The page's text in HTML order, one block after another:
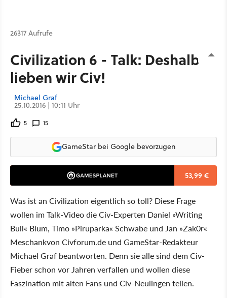
26317 Aufrufe
Civilization 6 - Talk: Deshalb
lieben wir Civ!
Michael Graf
25.10.2016 | 10:11 Uhr
5 15
GameStar bei Google bevorzugen
53,99 €
Was ist an Civilization eigentlich so toll? Diese Frage
wollen im Talk-Video die Civ-Experten Daniel »Writing
Bull« Blum, Timo »Piruparka« Schwabe und Jan »Zak0r«
Meschankvon Civforum.de und GameStar-Redakteur
Michael Graf beantworten. Denn sie alle sind dem Civ-
Fieber schon vor Jahren verfallen und wollen diese
Faszination mit alten Fans und Civ-Neulingen teilen.